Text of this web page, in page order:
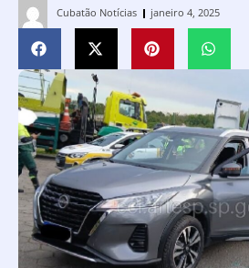
Cubatão Notícias janeiro 4, 2025